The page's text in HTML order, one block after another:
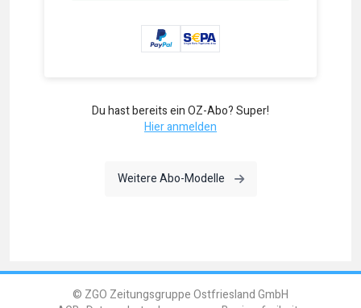
Du hast bereits ein OZ-Abo? Super!
Hier anmelden
Weitere Abo-Modelle
© ZGO Zeitungsgruppe Ostfriesland GmbH